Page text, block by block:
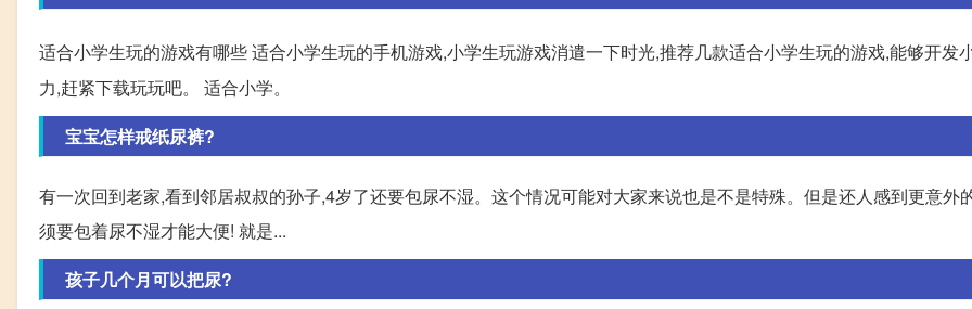
适合小学生玩的游戏有哪些 适合小学生玩的手机游戏,小学生玩游戏消遣一下时光,推荐几款适合小学生玩的游戏,能够开发
力,赶紧下载玩玩吧。 适合小学。
宝宝怎样戒纸尿裤?
有一次回到老家,看到邻居叔叔的孙子,4岁了还要包尿不湿。这个情况可能对大家来说也是不是特殊。但是还人感到更意外
须要包着尿不湿才能大便! 就是...
孩子几个月可以把尿?